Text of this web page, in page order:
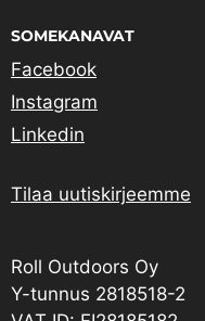
SOMEKANAVAT
Facebook
Instagram
Linkedin
Tilaa uutiskirjeemme
Roll Outdoors Oy
Y-tunnus 2818518-2